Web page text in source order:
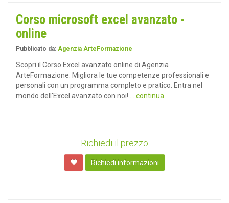
Corso microsoft excel avanzato -
online
Pubblicato da: Agenzia ArteFormazione
Scopri il Corso Excel avanzato online di Agenzia
ArteFormazione. Migliora le tue competenze professionali e
personali con un programma completo e pratico. Entra nel
mondo dell'Excel avanzato con noi!
... continua
Richiedi il prezzo
Richiedi informazioni